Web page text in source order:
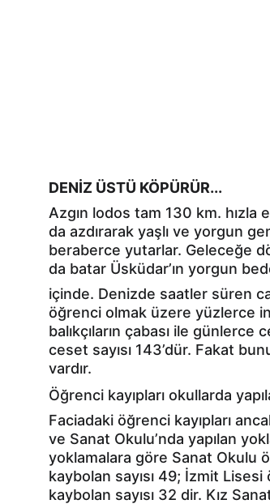
DENİZ ÜSTÜ KÖPÜRÜR...
Azgın lodos tam 130 km. hızla
da azdırarak yaşlı ve yorgun
beraberce yutarlar. Geleceğe
da batar Üsküdar’ın yorgun
içinde. Denizde saatler süren
öğrenci olmak üzere yüzlerce
balıkçıların çabası ile günlerce
ceset sayısı 143’dür. Fakat
vardır.
Öğrenci kayıpları okullarda
Faciadaki öğrenci kayıpları
ve Sanat Okulu’nda yapılan
yoklamalara göre Sanat Okulu
kaybolan sayısı 49; İzmit
kaybolan sayısı 32 dir. Kız